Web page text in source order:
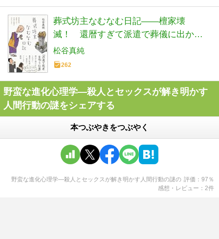
葬式坊主なむなむ日記――檀家壊
滅！ 還暦すぎて派遣で葬儀に出かけ
ます (日記シリーズ)
松谷真純
262
野蛮な進化心理学―殺人とセックスが解き明かす
人間行動の謎をシェアする
本つぶやきをつぶやく
野蛮な進化心理学―殺人とセックスが解き明かす人間行動の謎の 評価 97 ％
感想・レビュー
2件